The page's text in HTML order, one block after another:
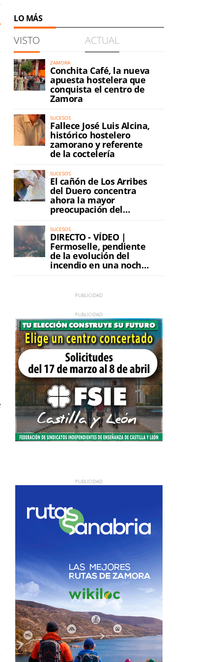
LO MÁS
VISTO ACTUAL
ZAMORA
Conchita Café, la nueva
apuesta hostelera que
conquista el centro de
Zamora
SUCESOS
Fallece José Luis Alcina,
histórico hostelero
zamorano y referente
de la coctelería
SUCESOS
El cañón de Los Arribes
del Duero concentra
ahora la mayor
preocupación del
incendio
SUCESOS
DIRECTO - VÍDEO |
Fermoselle, pendiente
de la evolución del
incendio en una noche